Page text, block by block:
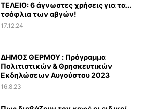
ΤΕΛΕΙΟ: 6 άγνωστες χρήσεις για τα…
τσόφλια των αβγών!
17.12.24
ΔΗΜΟΣ ΘΕΡΜΟΥ : Πρόγραμμα
Πολιτιστικών & Θρησκευτικών
Εκδηλώσεων Αυγούστου 2023
16.8.23